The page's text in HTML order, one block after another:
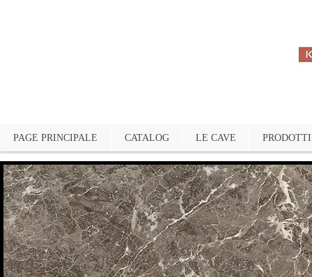
PAGE PRINCIPALE CATALOG LE CAVE PRODOTTI